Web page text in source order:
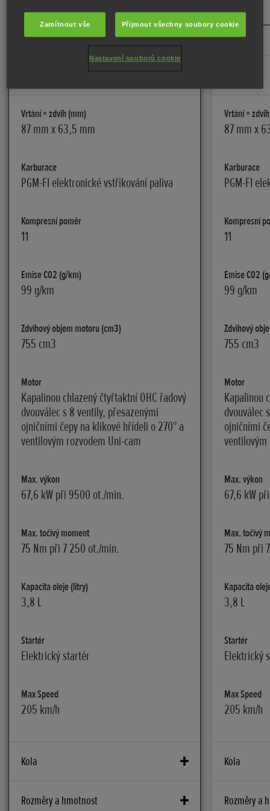
KONFIGUROVAT MODEL
Vrtání × zdvih (mm)
87 mm x 63,5 mm
Karburace
PGM-FI elektronické vstřikování paliva
Kompresní poměr
11
Emise C02 (g/km)
99 g/km
Zdvihový objem motoru (cm3)
755 cm3
Motor
Kapalinou chlazený čtyřtaktní OHC řadový
dvouválec s 8 ventily, přesazenými
ojničními čepy na klikové hřídeli o 270° a
ventilovým rozvodem Uni-cam
Max. výkon
67,6 kW při 9500 ot./min.
Max. točivý moment
75 Nm při 7 250 ot./min.
Kapacita oleje (litry)
3,8 L
Startér
Elektrický startér
Max Speed
205 km/h
Kola
Přední brzdy
Rozměry a hmotnost
Vrtání ×
87 mm x
Karburace
PGM-FI
Kompresní
11
Emise C02
99 g/km
Zdvihový
755 cm3
Motor
Kapalinou
dvouválec
ojničními
Max. výkon
67,6 kW
Max. točivý
75 Nm při
Kapacita
3,8 L
Startér
Elektrický
Max Speed
205 km/h
Kola
Přední brzdy
Rozměry a
Zamítnout vše Přijmout všechny soubory cookie
Nastavení souborů cookie